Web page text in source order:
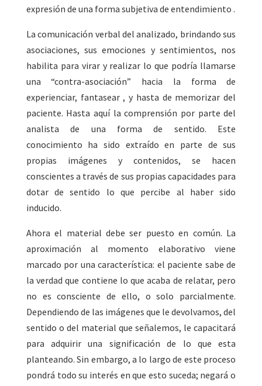
expresión de una forma subjetiva de entendimiento .
La comunicación verbal del analizado, brindando sus
asociaciones, sus emociones y sentimientos, nos
habilita para virar y realizar lo que podría llamarse
una “contra-asociación” hacia la forma de
experienciar, fantasear , y hasta de memorizar del
paciente. Hasta aquí la comprensión por parte del
analista de una forma de sentido. Este
conocimiento ha sido extraído en parte de sus
propias imágenes y contenidos, se hacen
conscientes a través de sus propias capacidades para
dotar de sentido lo que percibe al haber sido
inducido.
Ahora el material debe ser puesto en común. La
aproximación al momento elaborativo viene
marcado por una característica: el paciente sabe de
la verdad que contiene lo que acaba de relatar, pero
no es consciente de ello, o solo parcialmente.
Dependiendo de las imágenes que le devolvamos, del
sentido o del material que señalemos, le capacitará
para adquirir una significación de lo que esta
planteando. Sin embargo, a lo largo de este proceso
pondrá todo su interés en que esto suceda; negará o